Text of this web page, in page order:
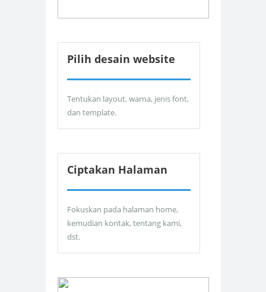
Pilih desain website
Tentukan layout, warna, jenis font,
dan template.
Ciptakan Halaman
Fokuskan pada halaman home,
kemudian kontak, tentang kami,
dst.